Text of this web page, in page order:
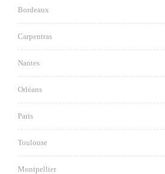
Bordeaux
Carpentras
Nantes
Orléans
Paris
Toulouse
Montpellier